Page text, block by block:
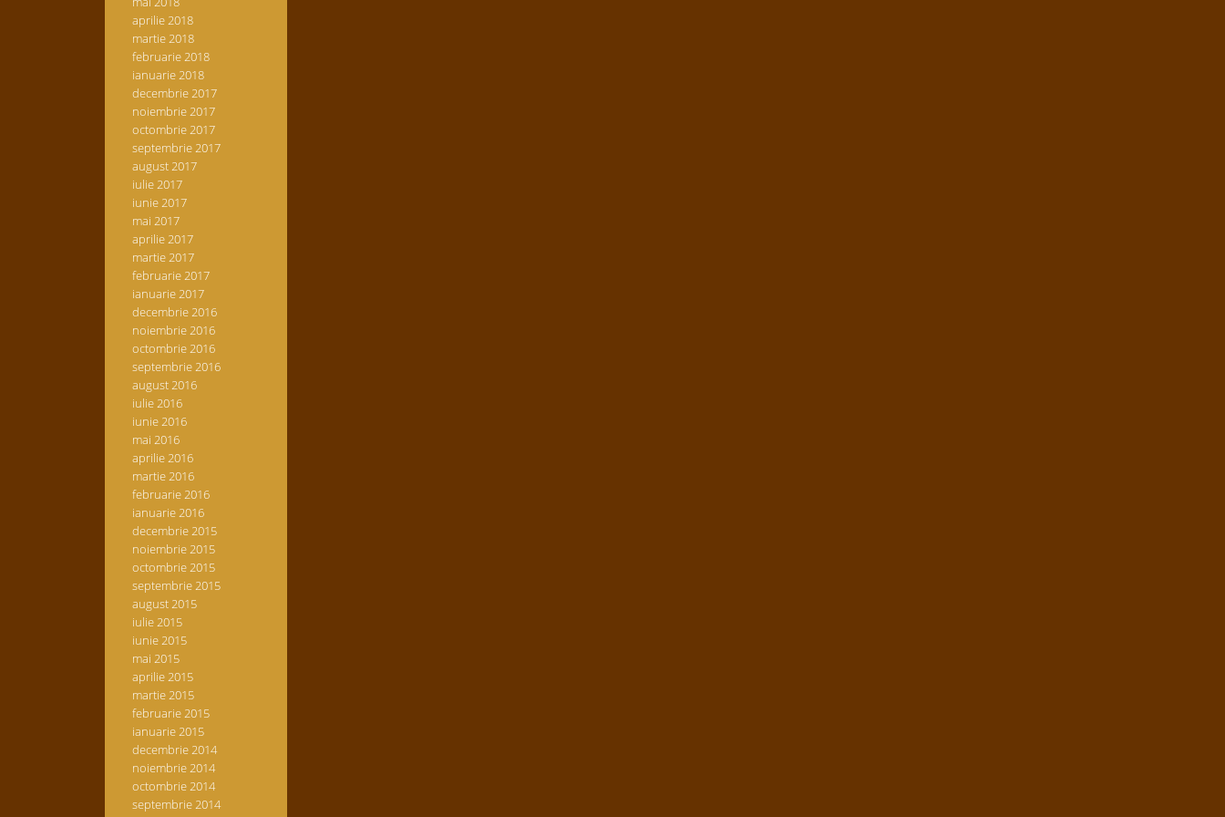
aprilie 2018
martie 2018
februarie 2018
ianuarie 2018
decembrie 2017
noiembrie 2017
octombrie 2017
septembrie 2017
august 2017
iulie 2017
iunie 2017
mai 2017
aprilie 2017
martie 2017
februarie 2017
ianuarie 2017
decembrie 2016
noiembrie 2016
octombrie 2016
septembrie 2016
august 2016
iulie 2016
iunie 2016
mai 2016
aprilie 2016
martie 2016
februarie 2016
ianuarie 2016
decembrie 2015
noiembrie 2015
octombrie 2015
septembrie 2015
august 2015
iulie 2015
iunie 2015
mai 2015
aprilie 2015
martie 2015
februarie 2015
ianuarie 2015
decembrie 2014
noiembrie 2014
octombrie 2014
septembrie 2014